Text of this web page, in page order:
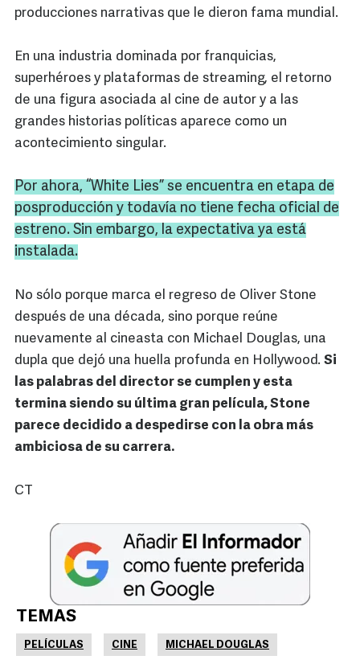
producciones narrativas que le dieron fama mundial.
En una industria dominada por franquicias,
superhéroes y plataformas de streaming, el retorno
de una figura asociada al cine de autor y a las
grandes historias políticas aparece como un
acontecimiento singular.
Por ahora, “White Lies” se encuentra en etapa de
posproducción y todavía no tiene fecha oficial de
estreno. Sin embargo, la expectativa ya está
instalada.
No sólo porque marca el regreso de Oliver Stone
después de una década, sino porque reúne
nuevamente al cineasta con Michael Douglas, una
dupla que dejó una huella profunda en Hollywood. Si
las palabras del director se cumplen y esta
termina siendo su última gran película, Stone
parece decidido a despedirse con la obra más
ambiciosa de su carrera.
CT
TEMAS
PELÍCULAS CINE MICHAEL DOUGLAS